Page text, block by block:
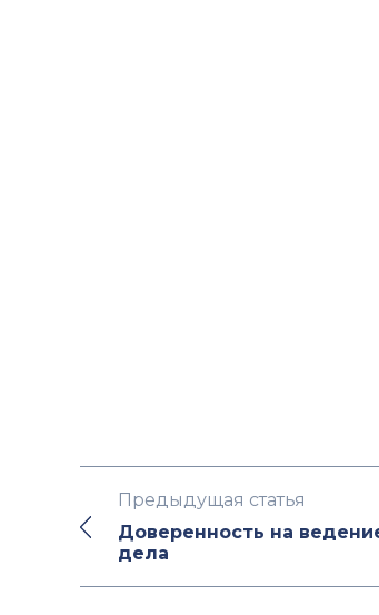
Предыдущая статья
Доверенность на
дела